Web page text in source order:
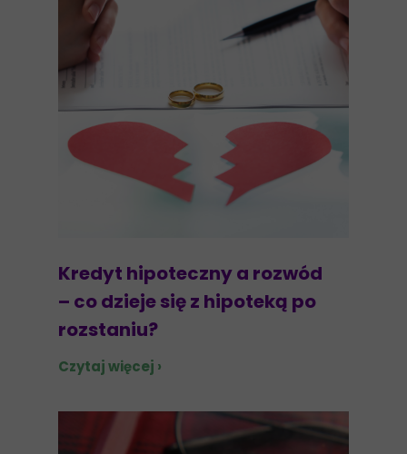
Kredyt hipoteczny a rozwód
– co dzieje się z hipoteką po
rozstaniu?
Czytaj więcej ›